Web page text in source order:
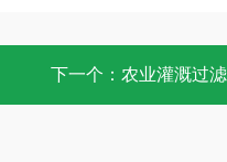
下一个： 农业灌溉过